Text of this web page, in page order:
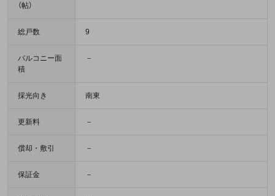
（帖）
総戸数 9
バルコニー面
積
－
採光向き 南東
更新料 －
償却・敷引 －
保証金 －